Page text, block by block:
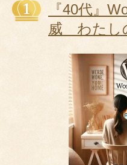
『40代』
威 わたし